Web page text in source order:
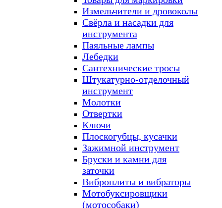
Измельчители и дровоколы
Свёрла и насадки для
инструмента
Паяльные лампы
Лебедки
Сантехнические тросы
Штукатурно-отделочный
инструмент
Молотки
Отвертки
Ключи
Плоскогубцы, кусачки
Зажимной инструмент
Бруски и камни для
заточки
Виброплиты и вибраторы
Мотобуксировщики
(мотособаки)